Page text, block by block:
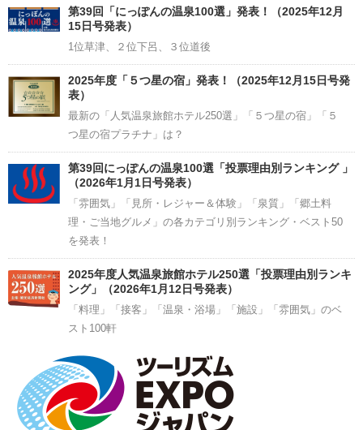
Channel
第39回「にっぽんの温泉100選」発表！（2025年12月
15日号発表）
1位草津、２位下呂、３位道後
2025年度「５つ星の宿」発表！（2025年12月15日号発
表）
最新の「人気温泉旅館ホテル250選」「５つ星の宿」「５
つ星の宿プラチナ」は？
第39回にっぽんの温泉100選「投票理由別ランキング 」
（2026年1月1日号発表）
「雰囲気」「見所・レジャー＆体験」「泉質」「郷土料
理・ご当地グルメ」の各カテゴリ別ランキング・ベスト50
を発表！
2025年度人気温泉旅館ホテル250選「投票理由別ランキ
ング」（2026年1月12日号発表）
「料理」「接客」「温泉・浴場」「施設」「雰囲気」のベ
スト100軒